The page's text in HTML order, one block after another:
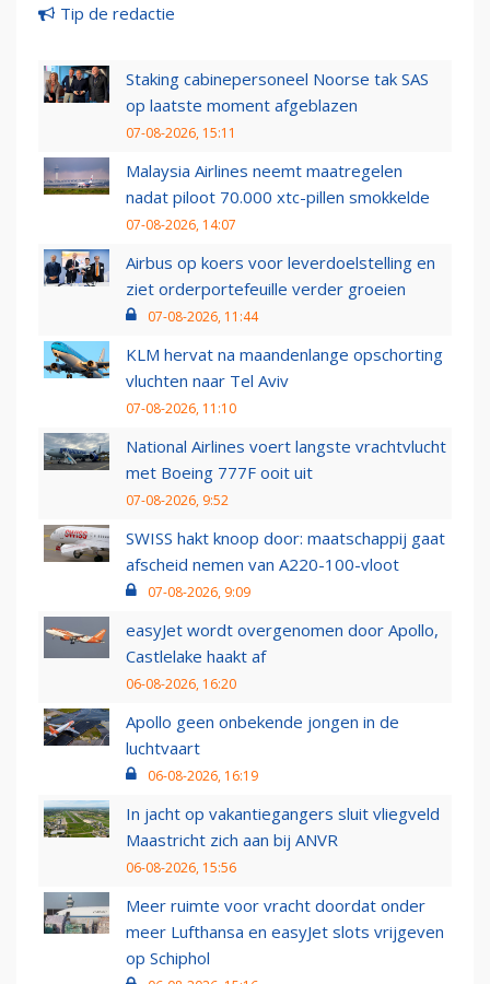
Tip de redactie
Staking cabinepersoneel Noorse tak SAS
op laatste moment afgeblazen
07-08-2026, 15:11
Malaysia Airlines neemt maatregelen
nadat piloot 70.000 xtc-pillen smokkelde
07-08-2026, 14:07
Airbus op koers voor leverdoelstelling en
ziet orderportefeuille verder groeien
07-08-2026, 11:44
KLM hervat na maandenlange opschorting
vluchten naar Tel Aviv
07-08-2026, 11:10
National Airlines voert langste vrachtvlucht
met Boeing 777F ooit uit
07-08-2026, 9:52
SWISS hakt knoop door: maatschappij gaat
afscheid nemen van A220-100-vloot
07-08-2026, 9:09
easyJet wordt overgenomen door Apollo,
Castlelake haakt af
06-08-2026, 16:20
Apollo geen onbekende jongen in de
luchtvaart
06-08-2026, 16:19
In jacht op vakantiegangers sluit vliegveld
Maastricht zich aan bij ANVR
06-08-2026, 15:56
Meer ruimte voor vracht doordat onder
meer Lufthansa en easyJet slots vrijgeven
op Schiphol